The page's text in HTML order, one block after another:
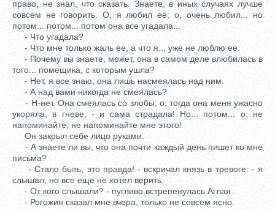
право, не знал, что сказать. Знаете, в иных случаях лучше
совсем не говорить. О, я любил ее; о, очень любил... но
потом... потом... потом она все угадала...
- Что угадала?
- Что мне только жаль ее, а что я... уже не люблю ее.
- Почему вы знаете, может, она в самом деле влюбилась в
того... помещика, с которым ушла?
- Нет, я все знаю; она лишь насмеялась над ним.
- А над вами никогда не смеялась?
- Н-нет. Она смеялась со злобы; о, тогда она меня ужасно
укоряла, в гневе, - и сама страдала! Но... потом... о, не
напоминайте, не напоминайте мне этого!
Он закрыл себе лицо руками.
- А знаете ли вы, что она почти каждый день пишет ко мне
письма?
- Стало быть, это правда! - вскричал князь в тревоге: - я
слышал, но все еще не хотел верить.
- От кого слышали? - пугливо встрепенулась Аглая.
- Рогожин сказал мне вчера, только не совсем ясно.